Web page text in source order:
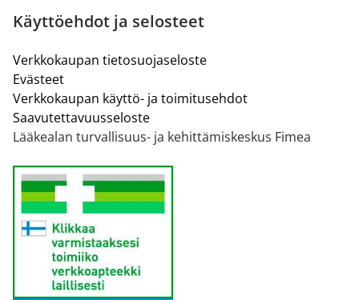
Käyttöehdot ja selosteet
Verkkokaupan tietosuojaseloste
Evästeet
Verkkokaupan käyttö- ja toimitusehdot
Saavutettavuusseloste
Lääkealan turvallisuus- ja kehittämiskeskus Fimea